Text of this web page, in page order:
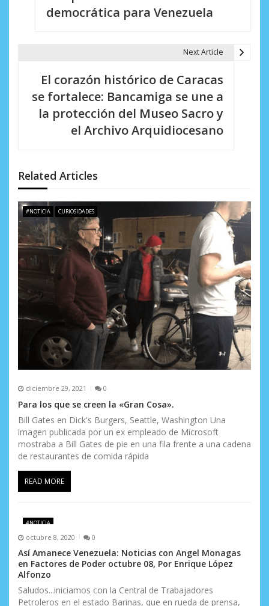
e
n
t
r
a
d
a
democrática para Venezuela
Next Article
El corazón histórico de Caracas
se fortalece: Bancamiga se une a
la protección del Museo Sacro y
el Archivo Arquidiocesano
Related Articles
#NOTICIA CURIOSIDADES
diciembre 29, 2021 0
Para los que se creen la «Gran Cosa».
Bill Gates en Dick's Burgers, Seattle, Washington Una
imagen publicada por un ex empleado de Microsoft
mostraba a Bill Gates de pie en una fila frente a una cadena
de restaurantes de comida rápida
READ MORE
#NOTICIA
octubre 8, 2020 0
Así Amanece Venezuela: Noticias con Angel Monagas
en Factores de Poder octubre 08, Por Enrique López
Alfonzo
Saludos...iniciamos con la Central de Trabajadores
Petroleros en el estado Barinas, que en rueda de prensa,